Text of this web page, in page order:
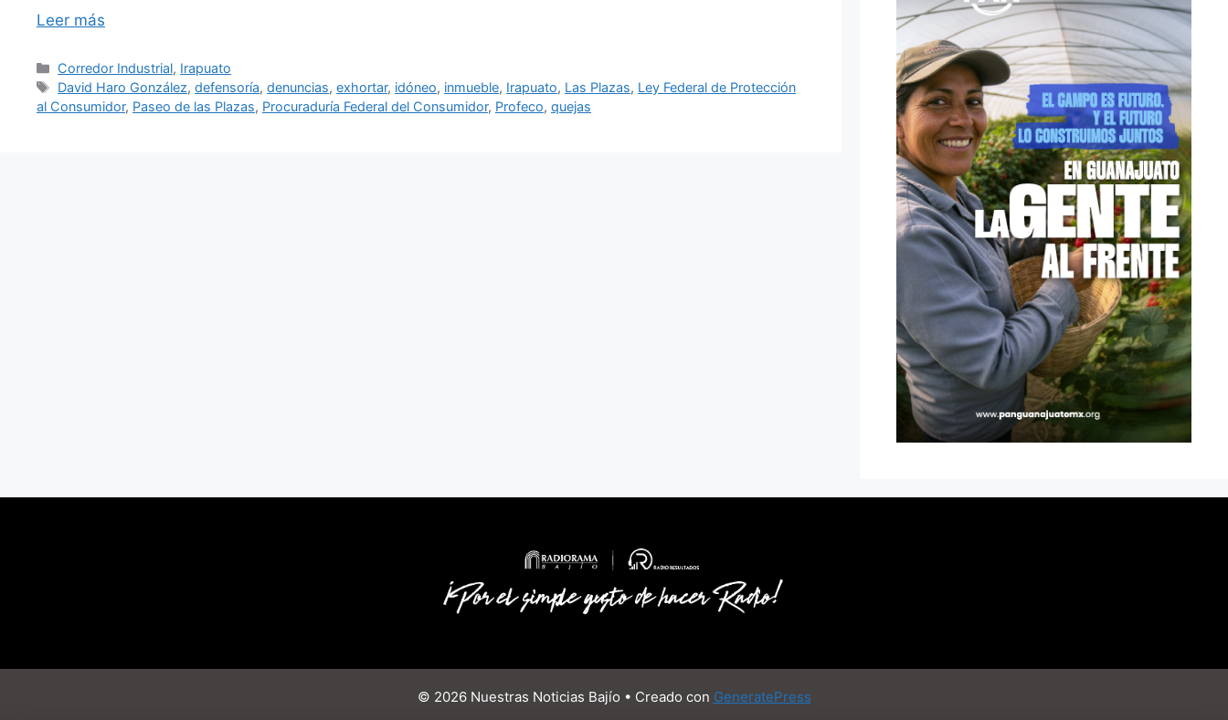
Leer más
Categorías
Corredor Industrial, Irapuato
Etiquetas
David Haro González,defensoría,denuncias,exhortar, idóneo, inmueble, Irapuato, Las Plazas, Ley Federal de Protección
al Consumidor, Paseo de las Plazas, Procuraduría Federal del Consumidor, Profeco, quejas
© 2026 Nuestras Noticias Bajío • Creado con GeneratePress